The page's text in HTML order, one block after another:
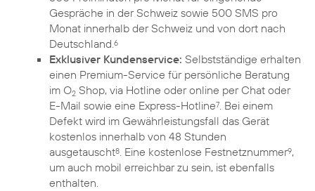
Gespräche in der Schweiz sowie 500 SMS pro
Monat innerhalb der Schweiz und von dort nach
Deutschland.6
Exklusiver Kundenservice: Selbstständige erhalten
einen Premium-Service für persönliche Beratung
im O2 Shop, via Hotline oder online per Chat oder
E-Mail sowie eine Express-Hotline7. Bei einem
Defekt wird im Gewährleistungsfall das Gerät
kostenlos innerhalb von 48 Stunden
ausgetauscht8. Eine kostenlose Festnetznummer9,
um auch mobil erreichbar zu sein, ist ebenfalls
enthalten.